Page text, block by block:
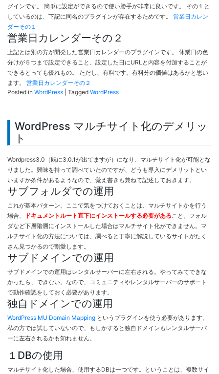
グインです。 簡単に設定ができるので使い勝手が非常に良いです。 その１と
しているのは、下記に同名のプラグインが存在するためです。 営業日カレン
ダーその１
営業日カレンダーその２
上記とは別の方が開発した営業日カレンダーのプラグインです。 休業日の色
分けが５つまで設定できること、設定した日にURLと内容を付加することが
できるとっても優れもの。 ただし、有料です。有料分の価値はあるかと思い
ます。 営業日カレンダーその２
Posted in WordPress Tagged WordPress
WordPress マルチサイト化のデメリッ
ト
Wordpress3.0（既に3.0.1が出てますが）になり、マルチサイト化が可能とな
りました。興味を持って調べていたのですが、どうも導入にデメリットとい
いますか条件があるようなので、覚え書きも兼ねて記述しておきます。
サブフォルダでの運用
これが基本パターン。ここで気をつけておくことは、マルチサイトかを行う
場合、
ドキュメントルート直下にインストールする必要があること。フォル
ダなど下層階層にインストールした場合はマルチサイト化ができません。マ
ルチサイト化の方法については、調べると丁寧に解説しているサイトがたく
さん見つかるので割愛します。
サブドメインでの運用
サブドメインでの運用はレンタルサーバーに左右される。やってみてできな
かったら、できない。なので、コミュニティやレンタルサーバーのサポート
で動作確認をしておく必要があります。
独自ドメインでの運用
WordPress MU Domain Mapping というプラグインを使う必要があります。
私の方では試していないので、もしかすると独自ドメインもレンタルサーバ
ーに左右されるかも知れません。
１DBの使用
マルチサイト化した場合、使用するDBは一つです。ということは、複数サイ